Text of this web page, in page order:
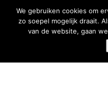
Statements
We gebruiken cookies om
zo soepel mogelijk draait.
van de website, gaan